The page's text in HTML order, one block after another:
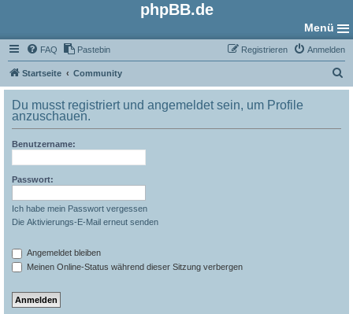
phpBB.de
Menü
FAQ Pastebin Anmelden
Registrieren
Startseite Community
u
Du musst registriert und angemeldet sein, um Profile
anzuschauen.
Benutzername:
Passwort:
Ich habe mein Passwort vergessen
Die Aktivierungs-E-Mail erneut senden
Angemeldet bleiben
Meinen Online-Status während dieser Sitzung verbergen